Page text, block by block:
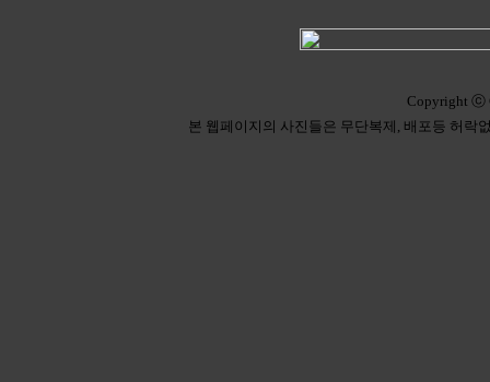
Copyright ⓒ
본 웹페이지의 사진들은 무단복제, 배포등 허락